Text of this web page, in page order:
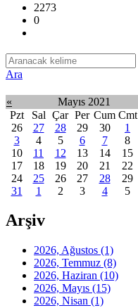
2273
0
Ara
« Mayıs 2021
Pzt
Sal Çar Per Cum Cmt
26
27 28 29 30 1
3
4 5 6 7 8
10
11 12 13 14 15
17
18 19 20 21 22
24
25 26 27 28 29
31
1 2 3 4 5
Arşiv
2026, Ağustos (1)
2026, Temmuz (8)
2026, Haziran (10)
2026, Mayıs (15)
2026, Nisan (1)